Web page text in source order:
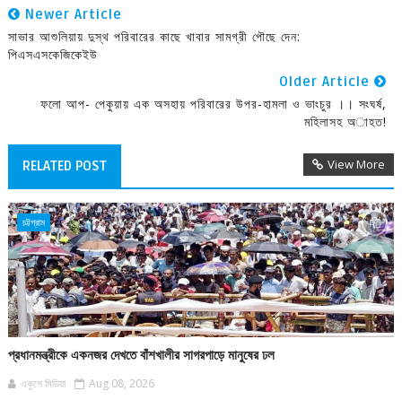
Newer Article
সাভার আশুলিয়ায় দুস্থ পরিবারের কাছে খাবার সামগ্রী পৌছে দেন:
পিএসএসকেজিকেইউ
Older Article
ফলো আপ- পেকুয়ায় এক অসহায় পরিবারের উপর-হামলা ও ভাংচুর ।। সংঘর্ষ,
মহিলাসহ অাহত!
RELATED POST View More
চট্টগ্রাম
প্রধানমন্ত্রীকে একনজর দেখতে বাঁশখালীর সাগরপাড়ে মানুষের ঢল
একুশে মিডিয়া Aug 08, 2026